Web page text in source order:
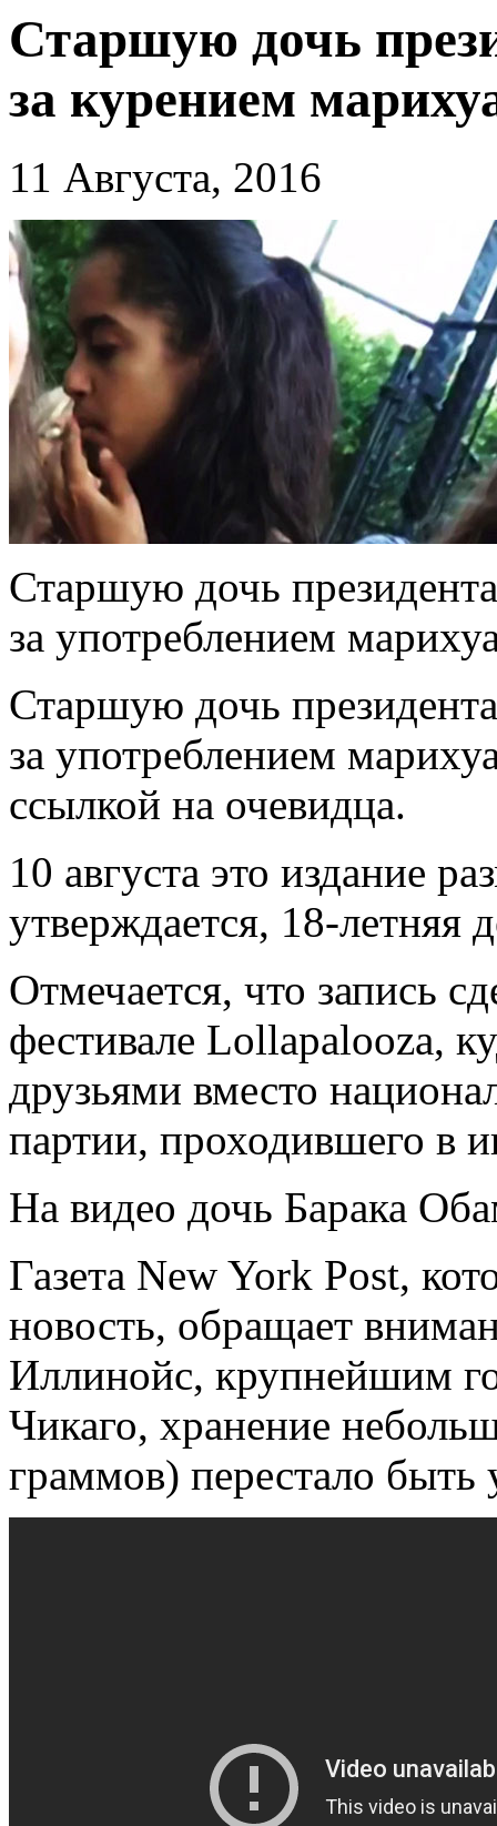
Старшую дочь
за курением
11 Августа, 2016
Старшую дочь
за употреблением
Старшую дочь
за употреблением
ссылкой на очевидца.
10 августа это издание
утверждается, 18-летняя
Отмечается, что запись
фестивале Lollapalooza,
друзьями вместо
партии, проходившего в
На видео дочь Барака
Газета New York Post,
новость, обращает
Иллинойс, крупнейшим
Чикаго, хранение
граммов) перестало